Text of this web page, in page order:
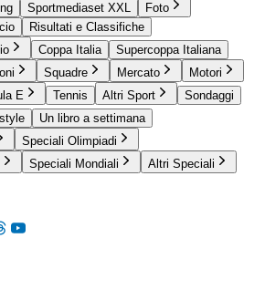
Sportmediaset XXL
Foto
Risultati e Classifiche
Coppa Italia
Supercoppa Italiana
Squadre Mercato
Motori
E Tennis Altri Sport
Sondaggi
Un libro a settimana
Speciali Olimpiadi
Speciali Mondiali Altri Speciali